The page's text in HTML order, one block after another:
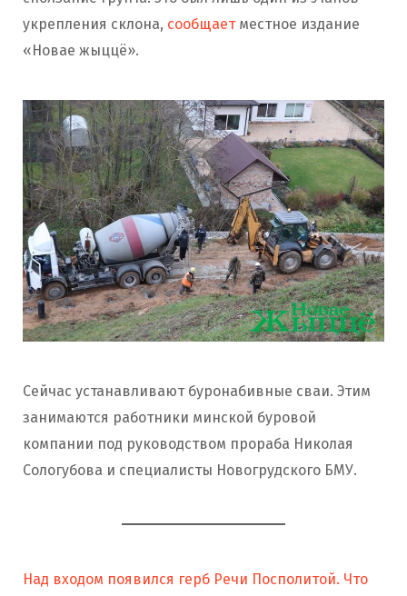
укрепления склона, сообщает местное издание
«Новае жыццё».
Сейчас устанавливают буронабивные сваи. Этим
занимаются работники минской буровой
компании под руководством прораба Николая
Сологубова и специалисты Новогрудского БМУ.
Над входом появился герб Речи Посполитой. Что